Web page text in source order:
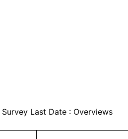
Survey Last Date : Overviews